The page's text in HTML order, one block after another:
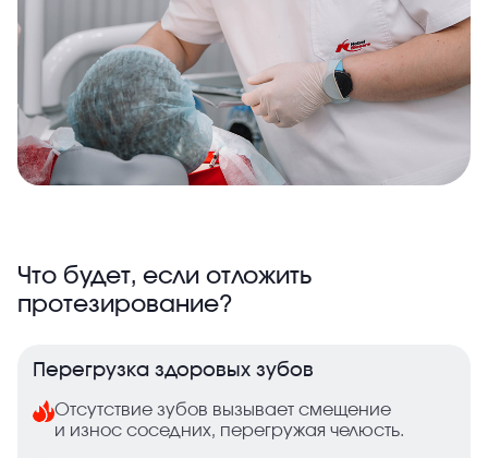
Что будет, если отложить
протезирование?
Перегрузка здоровых зубов
Отсутствие зубов вызывает смещение
и износ соседних, перегружая челюсть.